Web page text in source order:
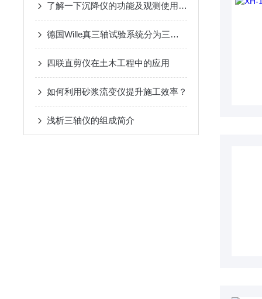
了解一下沉降仪的功能及观测使用方法吧
德国Wille真三轴试验系统分为三种类型
四联直剪仪在土木工程中的应用
如何利用砂浆流变仪提升施工效率？
浅析三轴仪的组成简介